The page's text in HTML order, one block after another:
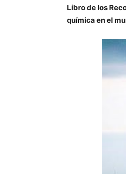
Libro de los
química en el